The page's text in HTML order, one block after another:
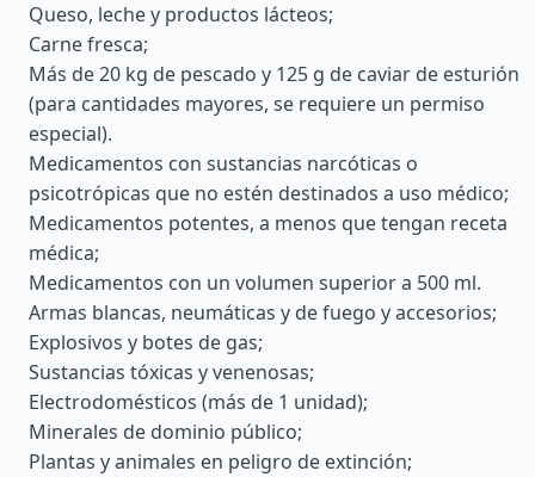
Queso, leche y productos lácteos;
Carne fresca;
Más de 20 kg de pescado y 125 g de caviar de esturión
(para cantidades mayores, se requiere un permiso
especial).
Medicamentos con sustancias narcóticas o
psicotrópicas que no estén destinados a uso médico;
Medicamentos potentes, a menos que tengan receta
médica;
Medicamentos con un volumen superior a 500 ml.
Armas blancas, neumáticas y de fuego y accesorios;
Explosivos y botes de gas;
Sustancias tóxicas y venenosas;
Electrodomésticos (más de 1 unidad);
Minerales de dominio público;
Plantas y animales en peligro de extinción;